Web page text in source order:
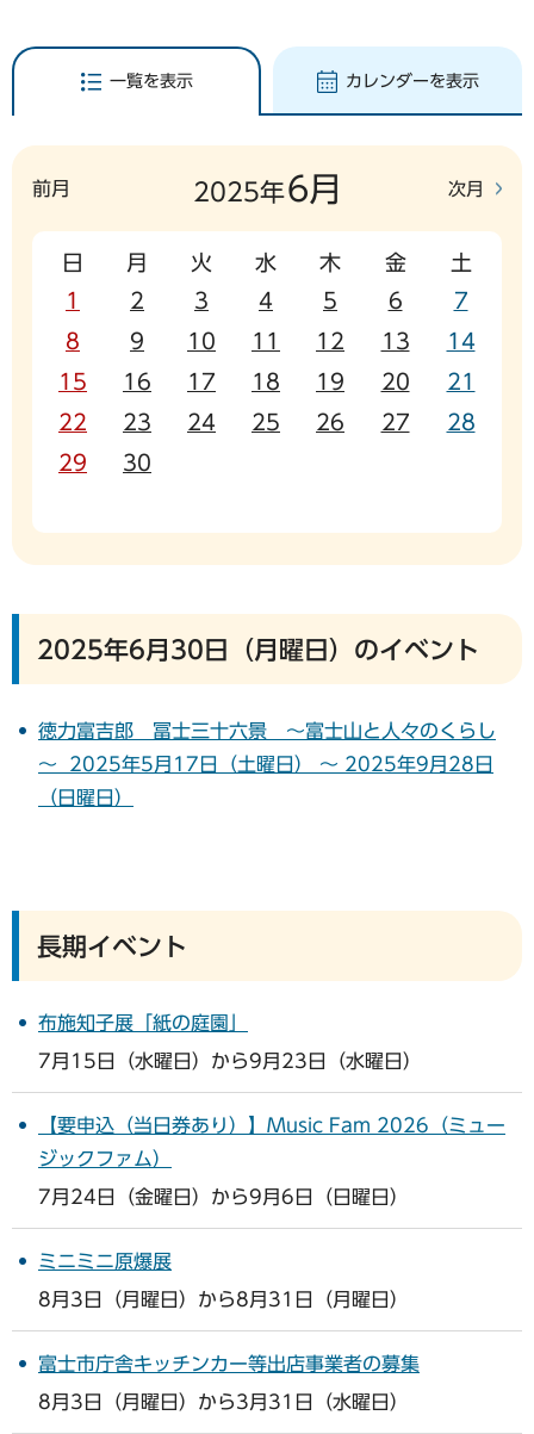
一覧を表示 カレンダーを表示
2025年6月
前月 次月
日 月 火 水 木 金
土
1
2 3 4 5 6
7
8
9 10 11 12 13
14
15
16 17 18 19 20
21
22
23 24 25 26 27
28
29
30
2025年6月30日（月曜日）のイベント
徳力富吉郎 冨士三十六景 ～富士山と人々のくらし
～ 2025年5月17日（土曜日） ～ 2025年9月28日
（日曜日）
長期イベント
布施知子展「紙の庭園」
7月15日（水曜日）から9月23日（水曜日）
【要申込（当日券あり）】Music Fam 2026（ミュー
ジックファム）
7月24日（金曜日）から9月6日（日曜日）
ミニミニ原爆展
8月3日（月曜日）から8月31日（月曜日）
富士市庁舎キッチンカー等出店事業者の募集
8月3日（月曜日）から3月31日（水曜日）